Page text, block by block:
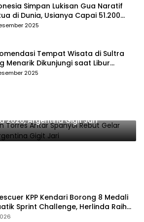
Simpan Lukisan Gua Naratif
di Dunia, Usianya Capai 51.200
2025
Tempat Wisata di Sultra
Menarik Dikunjungi saat Libur
Baru 2026
2025
Torres Antar Spanyol Rebut
2026, Argentina Gigit Jari
KPP Kendari Borong 8 Medali
Sprint Challenge, Herlinda Raih